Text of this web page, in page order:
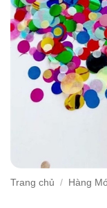
Trang chủ / Hàng